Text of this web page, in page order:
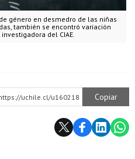
género en desmedro de las niñas
también se encontró variación
del CIAE.
uchile.cl/u160218 Copiar